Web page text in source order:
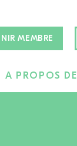
MEMBRE
A PROPOS